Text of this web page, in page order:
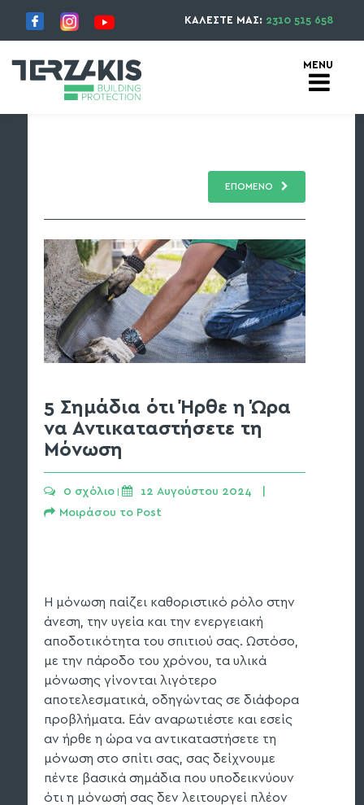
ΚΑΛΕΣΤΕ ΜΑΣ: 2310 515 658
ΕΠΟΜΕΝΟ
5 Σημάδια ότι Ήρθε η Ώρα
να Αντικαταστήσετε τη
Μόνωση
0 σχόλιο |
12 Αυγούστου 2024   |
Μοιράσου το Post
Η μόνωση παίζει καθοριστικό ρόλο στην
άνεση, την υγεία και την ενεργειακή
αποδοτικότητα του σπιτιού σας. Ωστόσο,
με την πάροδο του χρόνου, τα υλικά
μόνωσης γίνονται λιγότερο
αποτελεσματικά, οδηγώντας σε διάφορα
προβλήματα. Εάν αναρωτιέστε και εσείς
αν ήρθε η ώρα να αντικαταστήσετε τη
μόνωση στο σπίτι σας, σας δείχνουμε
πέντε βασικά σημάδια που υποδεικνύουν
ότι η μόνωσή σας δεν λειτουργεί πλέον